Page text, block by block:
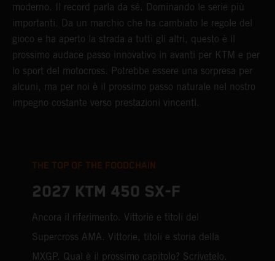
moderno. Il record parla da sé. Dominando le serie più
importanti. Da un marchio che ha cambiato le regole del
gioco e ha aperto la strada a tutti gli altri, questo è il
prossimo audace passo innovativo in avanti per KTM e per
lo sport del motocross. Potrebbe essere una sorpresa per
alcuni, ma per noi è il prossimo passo naturale nel nostro
impegno costante verso prestazioni vincenti.
THE TOP OF THE FOODCHAIN
2027 KTM 450 SX-F
Ancora il riferimento. Vittorie e titoli del
Supercross AMA. Vittorie, titoli e storia della
MXGP. Qual è il prossimo capitolo? Scrivetelo.